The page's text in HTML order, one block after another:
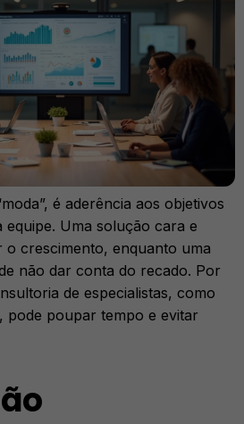
é aderência aos objetivos
equipe. Uma solução cara e
crescimento, enquanto uma
não dar conta do recado. Por
de especialistas, como
pode poupar tempo e evitar